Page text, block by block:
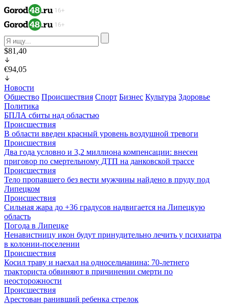
$81,40
€94,05
Новости
Общество Происшествия Спорт Бизнес Культура Здоровье
Политика
БПЛА сбиты над областью
Происшествия
В области введен красный уровень воздушной тревоги
Происшествия
Два года условно и 3,2 миллиона компенсации: внесен
приговор по смертельному ДТП на данковской трассе
Происшествия
Тело пропавшего без вести мужчины найдено в пруду под
Липецком
Происшествия
Сильная жара до +36 градусов надвигается на Липецкую
область
Погода в Липецке
Ненавистницу икон будут принудительно лечить у психиатра
в колонии-поселении
Происшествия
Косил траву и наехал на односельчанина: 70-летнего
тракториста обвиняют в причинении смерти по
неосторожности
Происшествия
Арестован ранивший ребенка стрелок